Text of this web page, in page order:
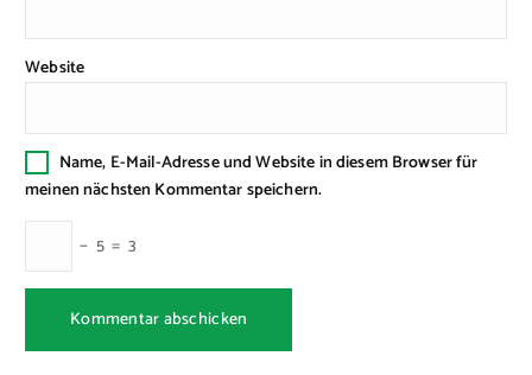
Website
Name, E-Mail-Adresse und Website in diesem Browser für
meinen nächsten Kommentar speichern.
− 5 = 3